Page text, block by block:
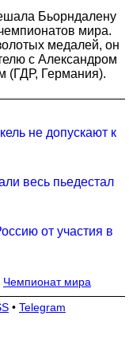
Бьорндалену
мира.
медалей, он
с Александром
Германия).
не допускают к
весь пьедестал
от участия в
Чемпионат мира
• Telegram